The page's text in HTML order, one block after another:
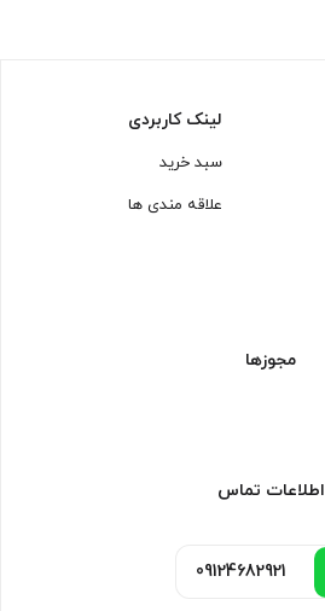
لینک کاربردی
سبد خرید
علاقه مندی ها
مجوزها
اطلاعات تماس
09124682921